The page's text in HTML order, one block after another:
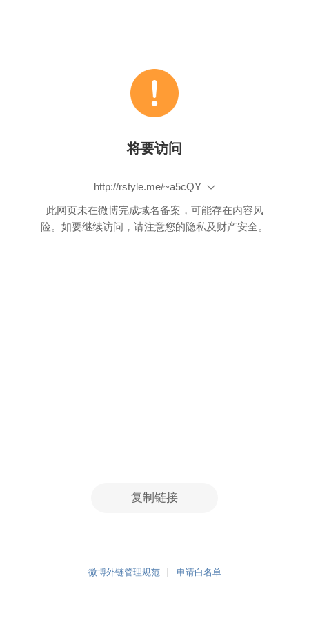
将要访问
http://rstyle.me/~a5cQY
此网页未在微博完成域名备案，可能存在内容风
险。如要继续访问，请注意您的隐私及财产安全。
复制链接
微博外链管理规范 申请白名单